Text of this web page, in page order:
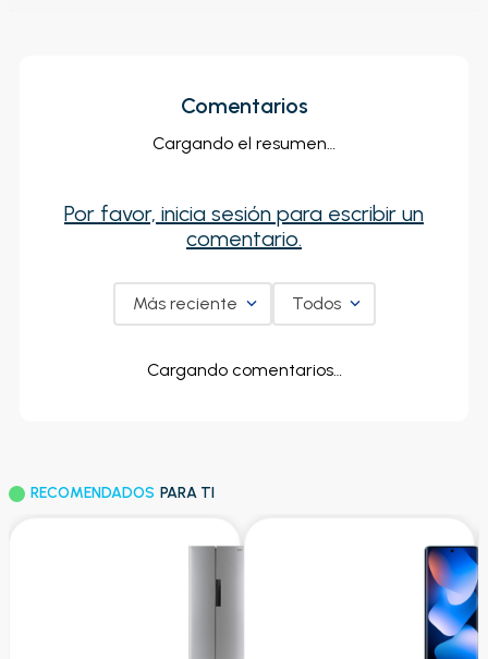
Comentarios
Cargando el resumen…
Por favor, inicia sesión para escribir un
comentario.
Más reciente Todos
Cargando comentarios…
RECOMENDADOS PARA TI